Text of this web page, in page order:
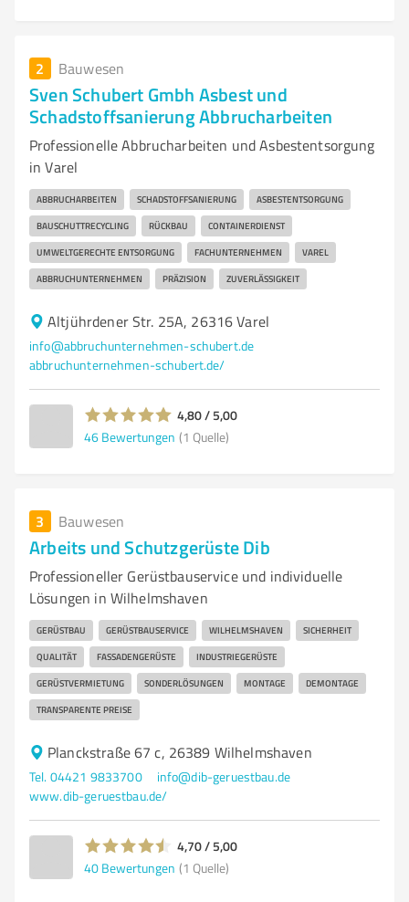
2 Bauwesen
Sven Schubert Gmbh Asbest und
Schadstoffsanierung Abbrucharbeiten
Professionelle Abbrucharbeiten und Asbestentsorgung
in Varel
ABBRUCHARBEITEN SCHADSTOFFSANIERUNG ASBESTENTSORGUNG
BAUSCHUTTRECYCLING RÜCKBAU CONTAINERDIENST
UMWELTGERECHTE ENTSORGUNG FACHUNTERNEHMEN VAREL
ABBRUCHUNTERNEHMEN PRÄZISION ZUVERLÄSSIGKEIT
Altjührdener Str. 25A, 26316 Varel
info@abbruchunternehmen-schubert.de
abbruchunternehmen-schubert.de/
4,80 / 5,00
46 Bewertungen (1 Quelle)
3 Bauwesen
Arbeits und Schutzgerüste Dib
Professioneller Gerüstbauservice und individuelle
Lösungen in Wilhelmshaven
GERÜSTBAU GERÜSTBAUSERVICE WILHELMSHAVEN SICHERHEIT
QUALITÄT FASSADENGERÜSTE INDUSTRIEGERÜSTE
GERÜSTVERMIETUNG SONDERLÖSUNGEN MONTAGE DEMONTAGE
TRANSPARENTE PREISE
Planckstraße 67 c, 26389 Wilhelmshaven
Tel. 04421 9833700
info@dib-geruestbau.de
www.dib-geruestbau.de/
4,70 / 5,00
40 Bewertungen (1 Quelle)